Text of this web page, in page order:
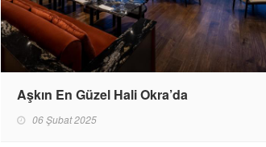
Aşkın En Güzel Hali Okra’da
06 Şubat 2025